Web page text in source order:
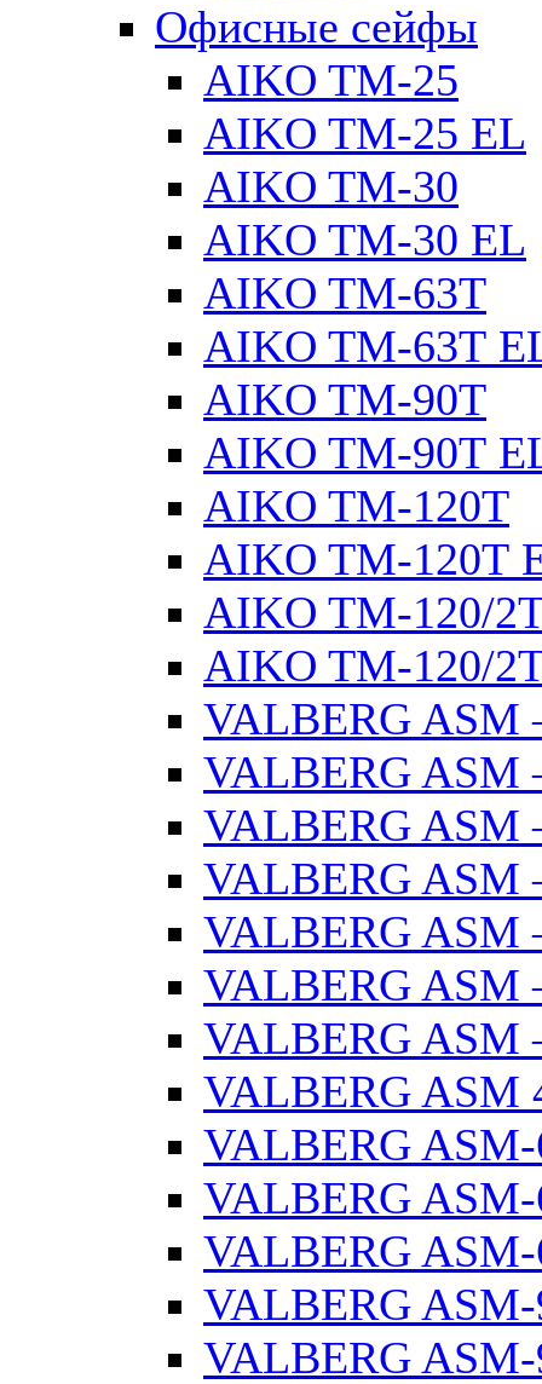
Офисные сейфы
AIKO TM-25
AIKO TM-25 EL
AIKO TM-30
AIKO TM-30 EL
AIKO TM-63Т
AIKO TM-63Т
AIKO TM-90Т
AIKO TM-90Т
AIKO TM-120Т
AIKO TM-120Т
AIKO TM-120/
AIKO TM-120/
VALBERG ASM
VALBERG ASM
VALBERG ASM
VALBERG ASM
VALBERG ASM
VALBERG ASM
VALBERG ASM
VALBERG ASM
VALBERG
VALBERG
VALBERG
VALBERG
VALBERG